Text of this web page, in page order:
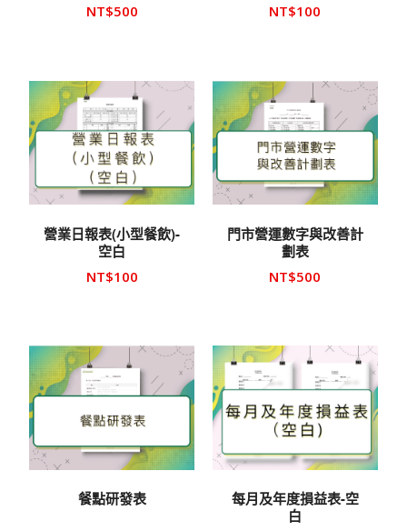
NT$500 NT$100
營業日報表(小型餐飲)-
空白
NT$100
門市營運數字與改善計
劃表
NT$500
餐點研發表
每月及年度損益表-空
白